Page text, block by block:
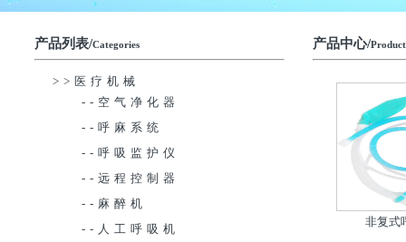
产品列表/Categories
>>医疗机械
--空气净化器
--呼麻系统
--呼吸监护仪
--远程控制器
--麻醉机
--人工呼吸机
产品中心/
非复式